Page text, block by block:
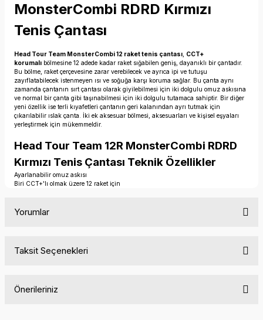
MonsterCombi RDRD Kırmızı
Tenis Çantası
Head Tour Team MonsterCombi 12 raket tenis çantası CCT+
korumalı bölmesine 12 adede kadar raket sığabilen geniş, dayanıklı bir çantadır.
Bu bölme, raket çerçevesine zarar verebilecek ve ayrıca ipi ve tutuşu
zayıflatabilecek istenmeyen ısı ve soğuğa karşı koruma sağlar. Bu çanta aynı
zamanda çantanın sırt çantası olarak giyilebilmesi için iki dolgulu omuz askısına
ve normal bir çanta gibi taşınabilmesi için iki dolgulu tutamaca sahiptir. Bir diğer
yeni özellik ise terli kıyafetleri çantanın geri kalanından ayrı tutmak için
çıkarılabilir ıslak çanta. İki ek aksesuar bölmesi, aksesuarları ve kişisel eşyaları
yerleştirmek için mükemmeldir.
Head Tour Team 12R MonsterCombi RDRD
Kırmızı Tenis Çantası Teknik Özellikler
Ayarlanabilir omuz askısı
Biri CCT+'lı olmak üzere 12 raket için
Yorumlar
Taksit Seçenekleri
Önerileriniz